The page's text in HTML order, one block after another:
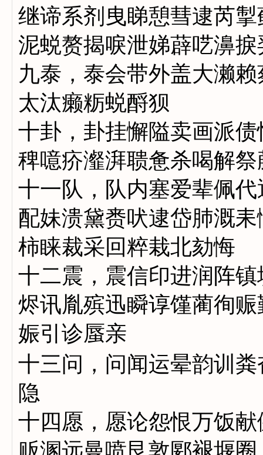
继谛系剂曳睇憩彗逮芮
泥蜕赘揭唳泄娣薜呓濞
九泰，泰会带外盖大濑
太汰癞粝蜕酹狈
十卦，卦挂懈隘卖画派
稗噫疥瀣湃聩惫杀喝解
十一队，队内塞爱辈佩
配妹溃黛赉吠逮岱肺溉
柿睐裁采回粹栽北劾悔
十二震，震信印进润阵
烬讯胤殡迅瞬谆馑蔺徇
娠引诊蜃亲
十三问，问闻运晕韵训
隐
十四愿，愿论怨恨万饭